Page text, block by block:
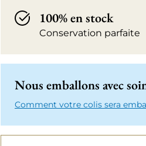
100% en stock
Conservation parfaite
Nous emballons avec
Comment votre colis sera